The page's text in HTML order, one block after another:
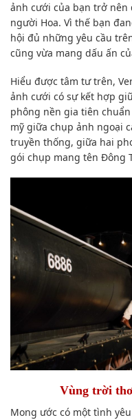
ảnh cưới của bạn trở nên
người Hoa. Vì thế bạn
hội đủ những yêu cầu
cũng vừa mang dấu ấn
Hiểu được tâm tư trên,
ảnh cưới có sự kết hợp
phông nền gia tiên
mỹ giữa chụp ảnh ngoại
truyền thống, giữa hai
gói chụp mang tên Đông
Vùng trời
Mong ước có một tình